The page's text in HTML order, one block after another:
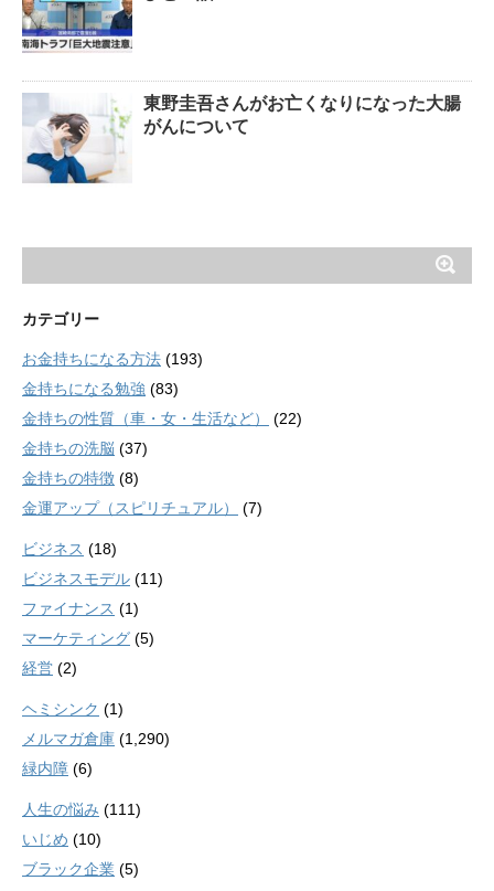
東野圭吾さんがお亡くなりになった大腸
がんについて
カテゴリー
お金持ちになる方法 (193)
金持ちになる勉強 (83)
金持ちの性質（車・女・生活など）
(22)
金持ちの洗脳 (37)
金持ちの特徴 (8)
金運アップ（スピリチュアル）
(7)
ビジネス (18)
ビジネスモデル (11)
ファイナンス (1)
マーケティング (5)
経営 (2)
ヘミシンク (1)
メルマガ倉庫 (1,290)
緑内障 (6)
人生の悩み (111)
いじめ (10)
ブラック企業 (5)